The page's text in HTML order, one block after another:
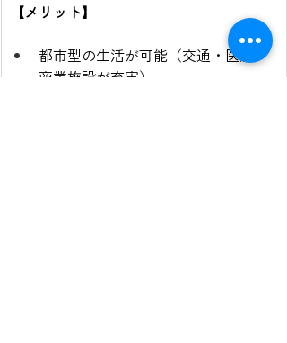
【メリット】
都市型の生活が可能（交通・医療・
商業施設が充実）